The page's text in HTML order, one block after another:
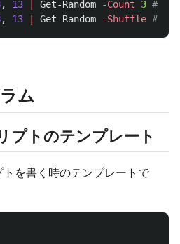
, 13 Get-Random -Count 3 # 選
, 13 Get-Random -Shuffle # シ
ム
プトのテンプレート
を書く時のテンプレートで